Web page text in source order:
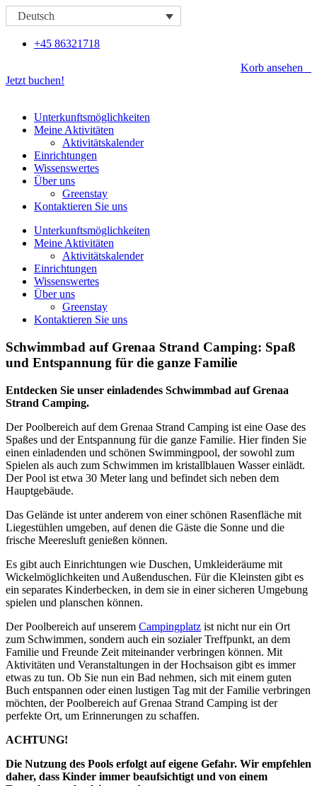
Zum
Inhalt
Deutsch
+45 86321718
Korb ansehen
Jetzt buchen!
Unterkunftsmöglichkeiten
Meine Aktivitäten
Aktivitätskalender
Einrichtungen
Wissenswertes
Über uns
Greenstay
Kontaktieren Sie uns
Unterkunftsmöglichkeiten
Meine Aktivitäten
Aktivitätskalender
Einrichtungen
Wissenswertes
Über uns
Greenstay
Kontaktieren Sie uns
Schwimmbad auf Grenaa Strand Camping: Spaß
und Entspannung für die ganze Familie
Entdecken Sie unser einladendes Schwimmbad auf Grenaa
Strand Camping.
Der Poolbereich auf dem Grenaa Strand Camping ist eine Oase des
Spaßes und der Entspannung für die ganze Familie. Hier finden Sie
einen einladenden und schönen Swimmingpool, der sowohl zum
Spielen als auch zum Schwimmen im kristallblauen Wasser einlädt.
Der Pool ist etwa 30 Meter lang und befindet sich neben dem
Hauptgebäude.
Das Gelände ist unter anderem von einer schönen Rasenfläche mit
Liegestühlen umgeben, auf denen die Gäste die Sonne und die
frische Meeresluft genießen können.
Es gibt auch Einrichtungen wie Duschen, Umkleideräume mit
Wickelmöglichkeiten und Außenduschen. Für die Kleinsten gibt es
ein separates Kinderbecken, in dem sie in einer sicheren Umgebung
spielen und planschen können.
Der Poolbereich auf unserem Campingplatz ist nicht nur ein Ort
zum Schwimmen, sondern auch ein sozialer Treffpunkt, an dem
Familie und Freunde Zeit miteinander verbringen können. Mit
Aktivitäten und Veranstaltungen in der Hochsaison gibt es immer
etwas zu tun. Ob Sie nun ein Bad nehmen, sich mit einem guten
Buch entspannen oder einen lustigen Tag mit der Familie verbringen
möchten, der Poolbereich auf Grenaa Strand Camping ist der
perfekte Ort, um Erinnerungen zu schaffen.
ACHTUNG!
Die Nutzung des Pools erfolgt auf eigene Gefahr. Wir empfehlen
daher, dass Kinder immer beaufsichtigt und von einem